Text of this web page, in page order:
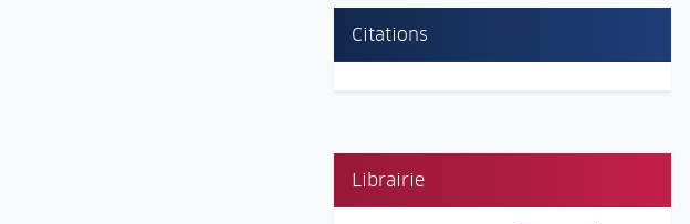
Citations
Librairie